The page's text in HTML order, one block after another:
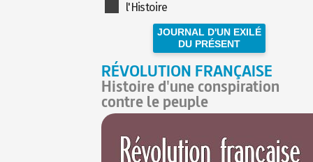
l'Histoire
JOURNAL D'UN EXILÉ
DU PRÉSENT
RÉVOLUTION FRANÇAISE
Histoire d'une conspiration
contre le peuple